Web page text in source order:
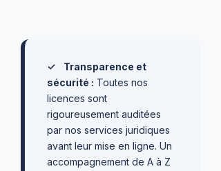
✓
Transparence et
sécurité : Toutes nos
licences sont
rigoureusement auditées
par nos services juridiques
avant leur mise en ligne. Un
accompagnement de A à Z